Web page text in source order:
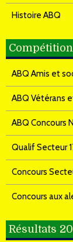
Histoire ABQ
ABQ Amis et
ABQ Vétérans
ABQ Concours
Qualif Secteur
Concours
Concours aux
Résultats